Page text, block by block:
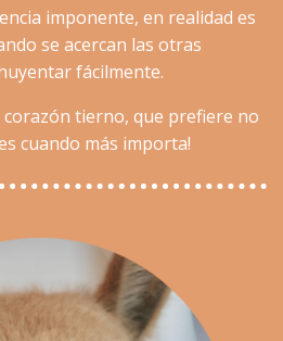
imponente, en realidad es
se acercan las otras
fácilmente.
corazón tierno, que prefiere no
cuando más importa!